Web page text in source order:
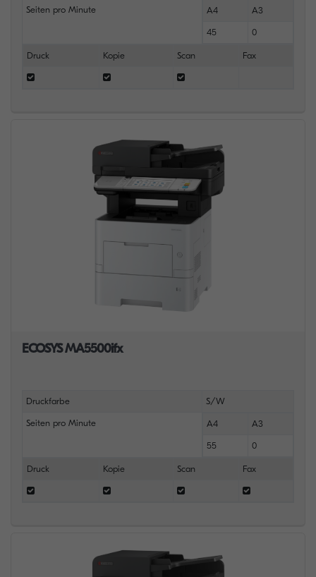
Seiten pro Minute A4 A3
45 0
Druck Kopie Scan Fax
ECOSYS MA5500ifx
Druckfarbe S/W
Seiten pro Minute A4 A3
55 0
Druck Kopie Scan Fax